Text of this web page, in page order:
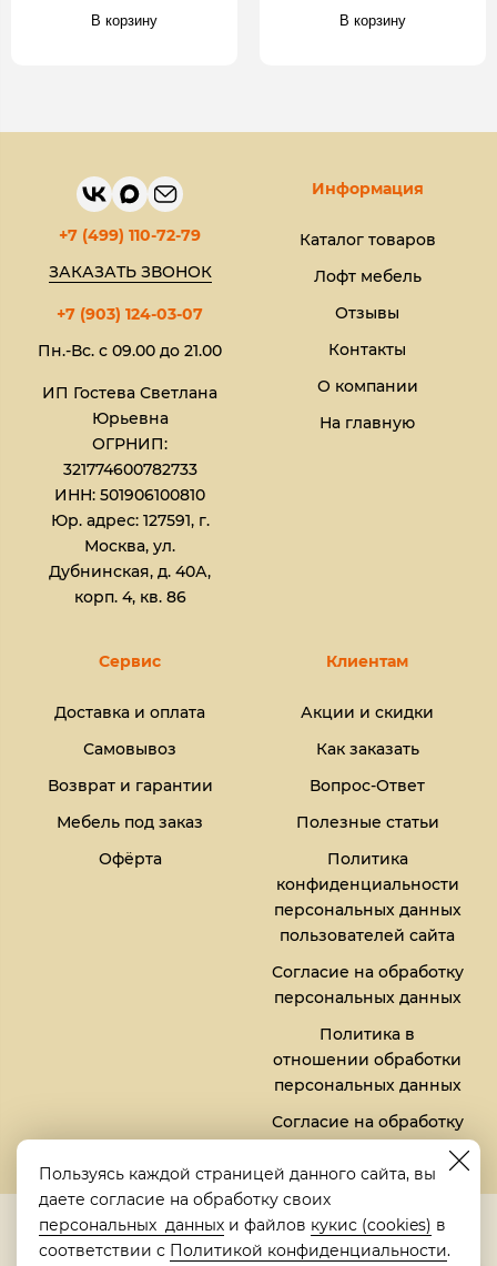
В корзину В корзину
+7 (499) 110-72-79
ЗАКАЗАТЬ ЗВОНОК
+7 (903) 124-03-07
Пн.-Вс. с 09.00 до 21.00
ИП Гостева Светлана
Юрьевна​
ОГРНИП:
321774600782733
ИНН: 501906100810
Юр. адрес: 127591, г.
Москва, ул.
Дубнинская, д. 40А,
корп. 4, кв. 86
Информация
Каталог товаров
Лофт мебель
Отзывы
Контакты
О компании
На главную
Сервис
Доставка и оплата
Самовывоз
Возврат и гарантии
Мебель под заказ
Офёрта
Клиентам
Акции и скидки
Как заказать
Вопрос-Ответ
Полезные статьи
Политика
конфиденциальности
персональных данных
пользователей сайта
Согласие на обработку
персональных данных
Политика в
отношении обработки
персональных данных
Согласие на обработку
файлов кукис (cookies)
5,0
Рейтинг в Яндексе
Пользуясь каждой страницей данного сайта, вы
даете согласие на обработку своих
персональных данных и файлов кукис (cookies) в
соответствии с Политикой конфиденциальности.